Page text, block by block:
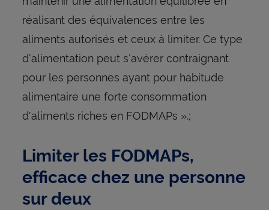
réalisant des équivalences entre les
aliments autorisés et ceux à limiter. Ce type
d'alimentation peut s'avérer contraignant
pour les personnes ayant pour habitude
alimentaire une forte consommation
d'aliments riches en FODMAPs ».;
Limiter les FODMAPs,
efficace chez une personne
sur deux